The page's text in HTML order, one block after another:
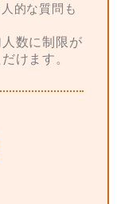
的な質問も
数に制限が
けます。